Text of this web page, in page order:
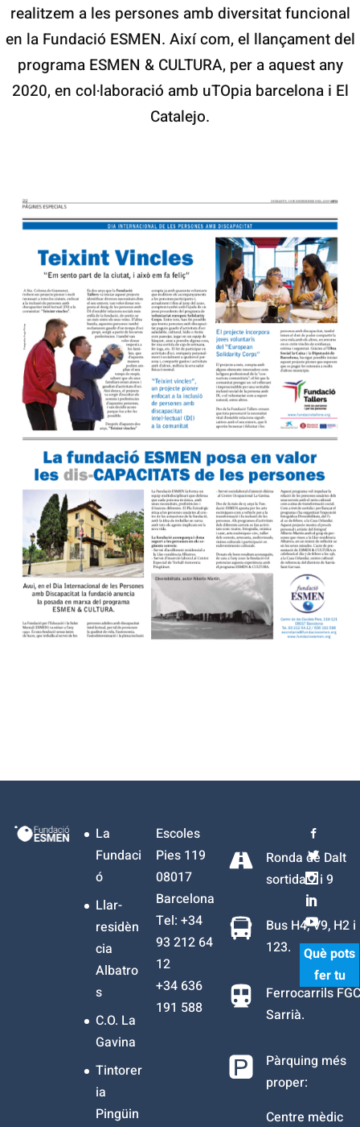
realitzem a les persones amb diversitat funcional
en la Fundació ESMEN. Així com, el llançament del
programa ESMEN & CULTURA, per a aquest any
2020, en col·laboració amb uTOpia barcelona i El
Catalejo.
La
Fundaci
ó
Llar-
residèn
cia
Albatro
s
C.O. La
Gavina
Tintorer
ia
Pingüin
Escoles
Pies 119
08017
Barcelona
Tel: +34
93 212 64
12
+34 636
191 588
Ronda de Dalt
sortida 7 i 9
Bus H4, V9, H2 i
123.
Ferrocarrils FGC
Sarrià.
Pàrquing més
proper:
Centre mèdic
Què pots
fer tu